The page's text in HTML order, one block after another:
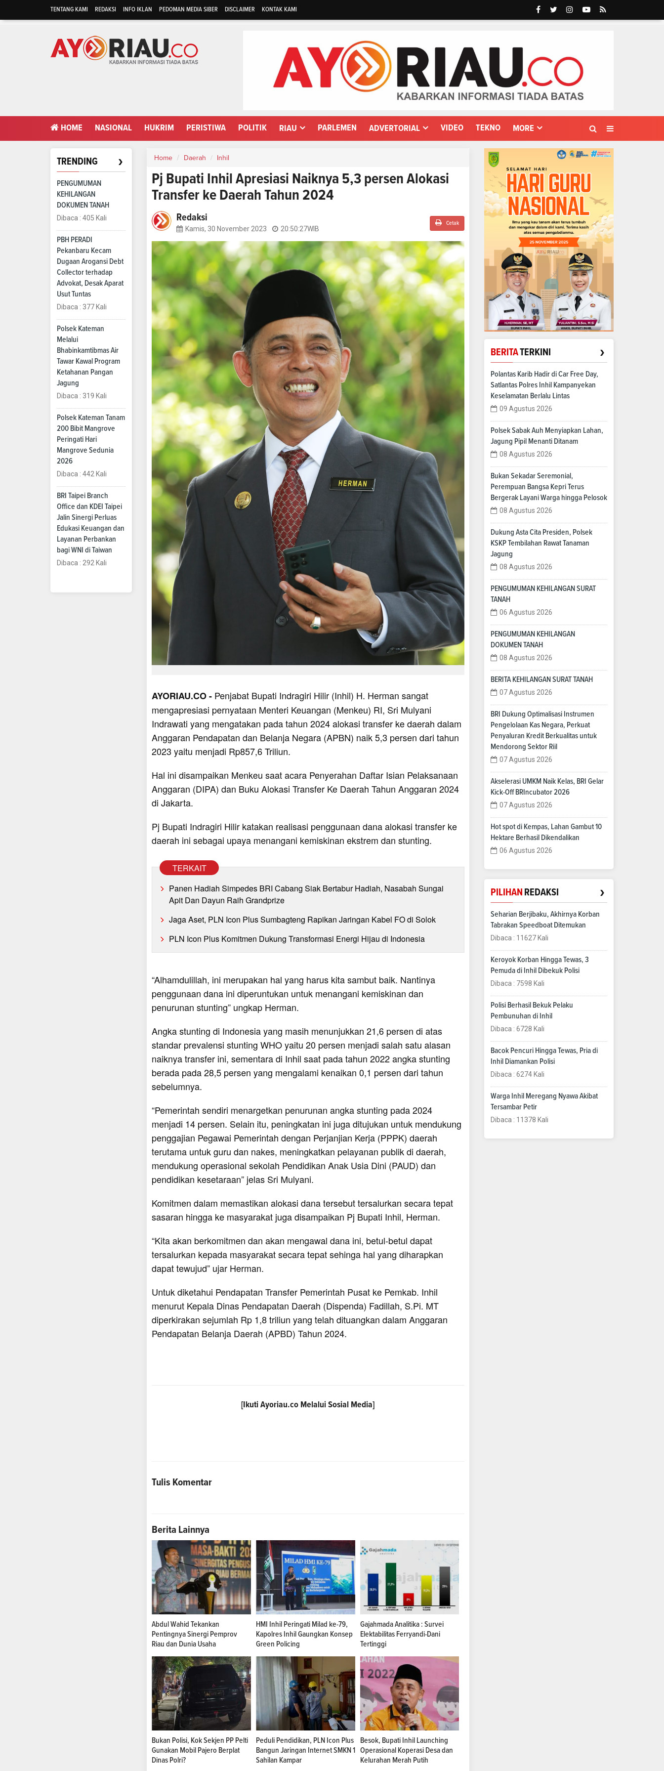
TENTANG KAMI REDAKSI INFO IKLAN PEDOMAN MEDIA SIBER DISCLAIMER KONTAK KAMI
HOME NASIONAL HUKRIM PERISTIWA POLITIK RIAU PARLEMEN ADVERTORIAL VIDEO TEKNO MORE
TRENDING ›
PENGUMUMAN
KEHILANGAN
DOKUMEN TANAH
Dibaca : 405 Kali
PBH PERADI
Pekanbaru Kecam
Dugaan Arogansi Debt
Collector terhadap
Advokat, Desak Aparat
Usut Tuntas
Dibaca : 377 Kali
Polsek Kateman
Melalui
Bhabinkamtibmas Air
Tawar Kawal Program
Ketahanan Pangan
Jagung
Dibaca : 319 Kali
Polsek Kateman Tanam
200 Bibit Mangrove
Peringati Hari
Mangrove Sedunia
2026
Dibaca : 442 Kali
BRI Taipei Branch
Office dan KDEI Taipei
Jalin Sinergi Perluas
Edukasi Keuangan dan
Layanan Perbankan
bagi WNI di Taiwan
Dibaca : 292 Kali
Home Daerah Inhil
Pj Bupati Inhil Apresiasi Naiknya 5,3 persen Alokasi
Transfer ke Daerah Tahun 2024
Redaksi
Kamis, 30 November 2023 20:50:27WIB
Cetak
AYORIAU.CO - Penjabat Bupati Indragiri Hilir (Inhil) H. Herman sangat
mengapresiasi pernyataan Menteri Keuangan (Menkeu) RI, Sri Mulyani
Indrawati yang mengatakan pada tahun 2024 alokasi transfer ke daerah dalam
Anggaran Pendapatan dan Belanja Negara (APBN) naik 5,3 persen dari tahun
2023 yaitu menjadi Rp857,6 Triliun.
Hal ini disampaikan Menkeu saat acara Penyerahan Daftar Isian Pelaksanaan
Anggaran (DIPA) dan Buku Alokasi Transfer Ke Daerah Tahun Anggaran 2024
di Jakarta.
Pj Bupati Indragiri Hilir katakan realisasi penggunaan dana alokasi transfer ke
daerah ini sebagai upaya menangani kemiskinan ekstrem dan stunting.
TERKAIT
Panen Hadiah Simpedes BRI Cabang Siak Bertabur Hadiah, Nasabah Sungai
Apit Dan Dayun Raih Grandprize
Jaga Aset, PLN Icon Plus Sumbagteng Rapikan Jaringan Kabel FO di Solok
PLN Icon Plus Komitmen Dukung Transformasi Energi Hijau di Indonesia
“Alhamdulillah, ini merupakan hal yang harus kita sambut baik. Nantinya
penggunaan dana ini diperuntukan untuk menangani kemiskinan dan
penurunan stunting” ungkap Herman.
Angka stunting di Indonesia yang masih menunjukkan 21,6 persen di atas
standar prevalensi stunting WHO yaitu 20 persen menjadi salah satu alasan
naiknya transfer ini, sementara di Inhil saat pada tahun 2022 angka stunting
berada pada 28,5 persen yang mengalami kenaikan 0,1 persen dari tahun
sebelumnya.
“Pemerintah sendiri menargetkan penurunan angka stunting pada 2024
menjadi 14 persen. Selain itu, peningkatan ini juga ditujukan untuk mendukung
penggajian Pegawai Pemerintah dengan Perjanjian Kerja (PPPK) daerah
terutama untuk guru dan nakes, meningkatkan pelayanan publik di daerah,
mendukung operasional sekolah Pendidikan Anak Usia Dini (PAUD) dan
pendidikan kesetaraan” jelas Sri Mulyani.
Komitmen dalam memastikan alokasi dana tersebut tersalurkan secara tepat
sasaran hingga ke masyarakat juga disampaikan Pj Bupati Inhil, Herman.
“Kita akan berkomitmen dan akan mengawal dana ini, betul-betul dapat
tersalurkan kepada masyarakat secara tepat sehinga hal yang diharapkan
dapat tewujud” ujar Herman.
Untuk diketahui Pendapatan Transfer Pemerintah Pusat ke Pemkab. Inhil
menurut Kepala Dinas Pendapatan Daerah (Dispenda) Fadillah, S.Pi. MT
diperkirakan sejumlah Rp 1,8 triliun yang telah dituangkan dalam Anggaran
Pendapatan Belanja Daerah (APBD) Tahun 2024.
[IkutiAyoriau.co Melalui Sosial Media]
Tulis Komentar
Berita Lainnya
Abdul Wahid Tekankan
Pentingnya Sinergi Pemprov
Riau dan Dunia Usaha
HMI Inhil Peringati Milad ke-79,
Kapolres Inhil Gaungkan Konsep
Green Policing
Gajahmada Analitika : Survei
Elektabilitas Ferryandi-Dani
Tertinggi
Bukan Polisi, Kok Sekjen PP Pelti
Gunakan Mobil Pajero Berplat
Dinas Polri?
Peduli Pendidikan, PLN Icon Plus
Bangun Jaringan Internet SMKN 1
Sahilan Kampar
Besok, Bupati Inhil Launching
Operasional Koperasi Desa dan
Kelurahan Merah Putih
BERITATERKINI ›
Polantas Karib Hadir di Car Free Day,
Satlantas Polres Inhil Kampanyekan
Keselamatan Berlalu Lintas
09 Agustus 2026
Polsek Sabak Auh Menyiapkan Lahan,
Jagung Pipil Menanti Ditanam
08 Agustus 2026
Bukan Sekadar Seremonial,
Perempuan Bangsa Kepri Terus
Bergerak Layani Warga hingga Pelosok
08 Agustus 2026
Dukung Asta Cita Presiden, Polsek
KSKP Tembilahan Rawat Tanaman
Jagung
08 Agustus 2026
PENGUMUMAN KEHILANGAN SURAT
TANAH
06 Agustus 2026
PENGUMUMAN KEHILANGAN
DOKUMEN TANAH
08 Agustus 2026
BERITA KEHILANGAN SURAT TANAH
07 Agustus 2026
BRI Dukung Optimalisasi Instrumen
Pengelolaan Kas Negara, Perkuat
Penyaluran Kredit Berkualitas untuk
Mendorong Sektor Riil
07 Agustus 2026
Akselerasi UMKM Naik Kelas, BRI Gelar
Kick-Off BRIncubator 2026
07 Agustus 2026
Hot spot di Kempas, Lahan Gambut 10
Hektare Berhasil Dikendalikan
06 Agustus 2026
PILIHAN REDAKSI ›
Seharian Berjibaku, Akhirnya Korban
Tabrakan Speedboat Ditemukan
Dibaca : 11627 Kali
Keroyok Korban Hingga Tewas, 3
Pemuda di Inhil Dibekuk Polisi
Dibaca : 7598 Kali
Polisi Berhasil Bekuk Pelaku
Pembunuhan di Inhil
Dibaca : 6728 Kali
Bacok Pencuri Hingga Tewas, Pria di
Inhil Diamankan Polisi
Dibaca : 6274 Kali
Warga Inhil Meregang Nyawa Akibat
Tersambar Petir
Dibaca : 11378 Kali